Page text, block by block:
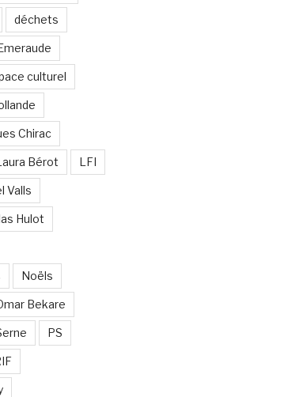
déchets
culturel
Chirac
Bérot LFI
Valls
Hulot
Noëls
Bekare
PS